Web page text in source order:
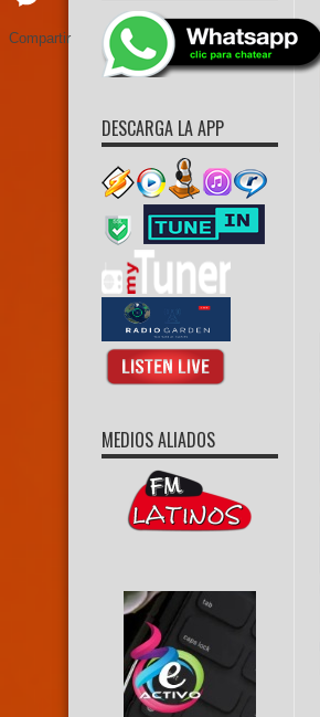
DESCARGA LA APP
MEDIOS ALIADOS
Messenger
Compartir